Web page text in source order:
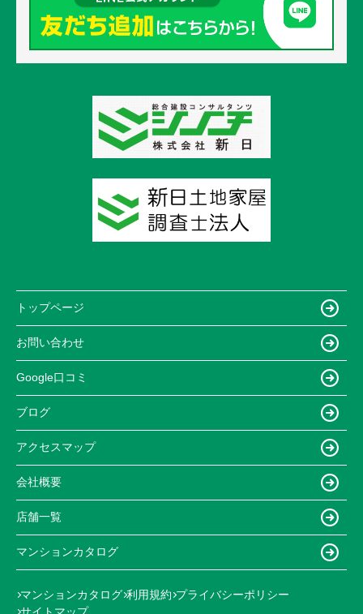
トップページ
お問い合わせ
Google口コミ
ブログ
アクセスマップ
会社概要
店舗一覧
マンションカタログ
マンションカタログ 利用規約 プライバシーポリシー
サイトマップ